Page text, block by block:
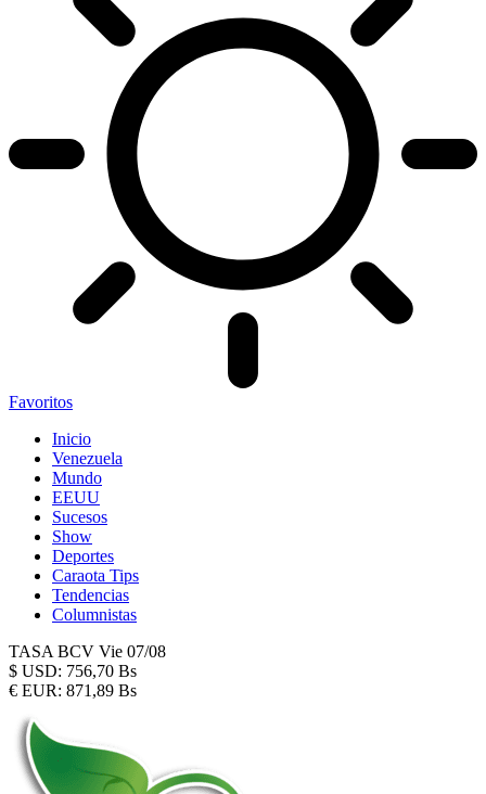
Favoritos
Inicio
Venezuela
Mundo
EEUU
Sucesos
Show
Deportes
Caraota Tips
Tendencias
Columnistas
TASA BCV Vie 07/08
$ USD: 756,70 Bs
€ EUR: 871,89 Bs